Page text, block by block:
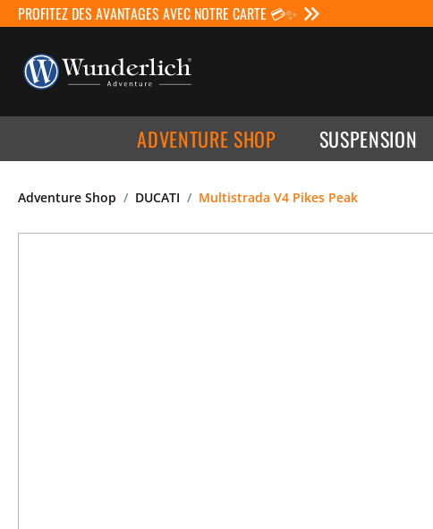
PROFITEZ DES AVANTAGES AVEC NOTRE CARTE 💳✨
ADVENTURE SHOP SUSPENSION
Adventure Shop DUCATI Multistrada V4 Pikes Peak